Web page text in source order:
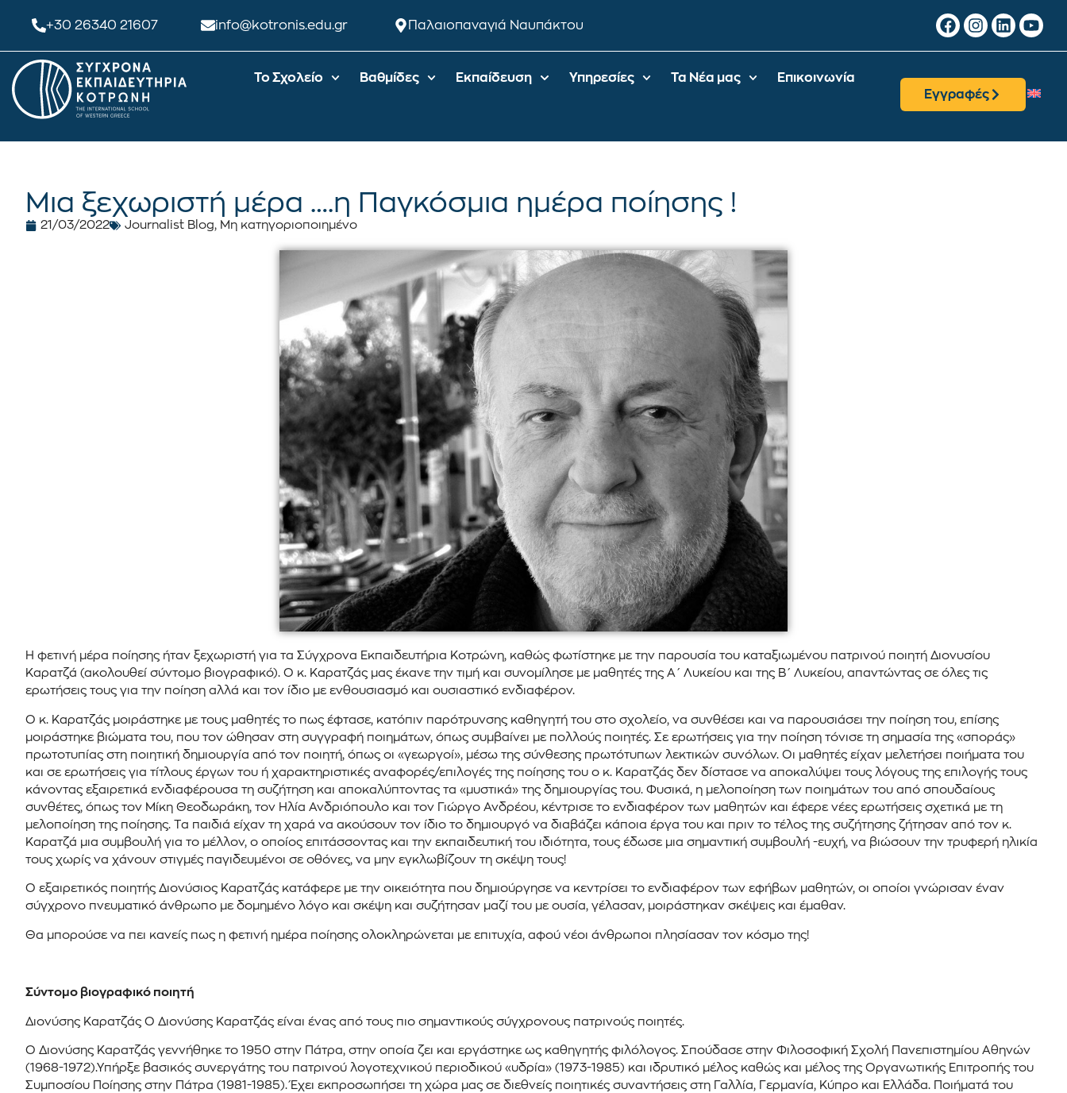
+30 26340 21607 info@kotronis.edu.gr Παλαιοπαναγιά Ναυπάκτου
Το Σχολείο Βαθμίδες Εκπαίδευση Υπηρεσίες Τα Νέα μας
Επικοινωνία
Εγγραφές
Μια ξεχωριστή μέρα ….η Παγκόσμια ημέρα ποίησης !
21/03/2022 Journalist Blog, Μη κατηγοριοποιημένο
Η φετινή μέρα ποίησης ήταν ξεχωριστή για τα Σύγχρονα Εκπαιδευτήρια Κοτρώνη, καθώς φωτίστηκε με την παρουσία του καταξιωμένου πατρινού ποιητή Διονυσίου
Καρατζά (ακολουθεί σύντομο βιογραφικό). Ο κ. Καρατζάς μας έκανε την τιμή και συνομίλησε με μαθητές της Α΄ Λυκείου και της Β΄ Λυκείου, απαντώντας σε όλες τις
ερωτήσεις τους για την ποίηση αλλά και τον ίδιο με ενθουσιασμό και ουσιαστικό ενδιαφέρον.
Ο κ. Καρατζάς μοιράστηκε με τους μαθητές το πως έφτασε, κατόπιν παρότρυνσης καθηγητή του στο σχολείο, να συνθέσει και να παρουσιάσει την ποίηση του, επίσης
μοιράστηκε βιώματα του, που τον ώθησαν στη συγγραφή ποιημάτων, όπως συμβαίνει με πολλούς ποιητές. Σε ερωτήσεις για την ποίηση τόνισε τη σημασία της «σποράς»
πρωτοτυπίας στη ποιητική δημιουργία από τον ποιητή, όπως οι «γεωργοί», μέσω της σύνθεσης πρωτότυπων λεκτικών συνόλων. Οι μαθητές είχαν μελετήσει ποιήματα του
και σε ερωτήσεις για τίτλους έργων του ή χαρακτηριστικές αναφορές/επιλογές της ποίησης του ο κ. Καρατζάς δεν δίστασε να αποκαλύψει τους λόγους της επιλογής τους
κάνοντας εξαιρετικά ενδιαφέρουσα τη συζήτηση και αποκαλύπτοντας τα «μυστικά» της δημιουργίας του. Φυσικά, η μελοποίηση των ποιημάτων του από σπουδαίους
συνθέτες, όπως τον Μίκη Θεοδωράκη, τον Ηλία Ανδριόπουλο και τον Γιώργο Ανδρέου, κέντρισε το ενδιαφέρον των μαθητών και έφερε νέες ερωτήσεις σχετικά με τη
μελοποίηση της ποίησης. Τα παιδιά είχαν τη χαρά να ακούσουν τον ίδιο το δημιουργό να διαβάζει κάποια έργα του και πριν το τέλος της συζήτησης ζήτησαν από τον κ.
Καρατζά μια συμβουλή για το μέλλον, ο οποίος επιτάσσοντας και την εκπαιδευτική του ιδιότητα, τους έδωσε μια σημαντική συμβουλή -ευχή, να βιώσουν την τρυφερή ηλικία
τους χωρίς να χάνουν στιγμές παγιδευμένοι σε οθόνες, να μην εγκλωβίζουν τη σκέψη τους!
Ο εξαιρετικός ποιητής Διονύσιος Καρατζάς κατάφερε με την οικειότητα που δημιούργησε να κεντρίσει το ενδιαφέρον των εφήβων μαθητών, οι οποίοι γνώρισαν έναν
σύγχρονο πνευματικό άνθρωπο με δομημένο λόγο και σκέψη και συζήτησαν μαζί του με ουσία, γέλασαν, μοιράστηκαν σκέψεις και έμαθαν.
Θα μπορούσε να πει κανείς πως η φετινή ημέρα ποίησης ολοκληρώνεται με επιτυχία, αφού νέοι άνθρωποι πλησίασαν τον κόσμο της!
Σύντομο βιογραφικό ποιητή
Διονύσης Καρατζάς Ο Διονύσης Καρατζάς είναι ένας από τους πιο σημαντικούς σύγχρονους πατρινούς ποιητές.
Ο Διονύσης Καρατζάς γεννήθηκε το 1950 στην Πάτρα, στην οποία ζει και εργάστηκε ως καθηγητής φιλόλογος. Σπούδασε στην Φιλοσοφική Σχολή Πανεπιστημίου Αθηνών
(1968-1972).Υπήρξε βασικός συνεργάτης του πατρινού λογοτεχνικού περιοδικού «υδρία» (1973-1985) και ιδρυτικό μέλος καθώς και μέλος της Οργανωτικής Επιτροπής του
Συμποσίου Ποίησης στην Πάτρα (1981-1985). Έχει εκπροσωπήσει τη χώρα μας σε διεθνείς ποιητικές συναντήσεις στη Γαλλία, Γερμανία, Κύπρο και Ελλάδα. Ποιήματά του